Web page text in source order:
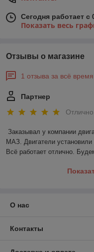
Сегодня работает с
Показать весь
Отзывы о магазине
1 отзыва за всё время
Партнер
Отлично
Заказывал у компании
МАЗ. Двигатели
Всё работает отлично.
О нас
Контакты